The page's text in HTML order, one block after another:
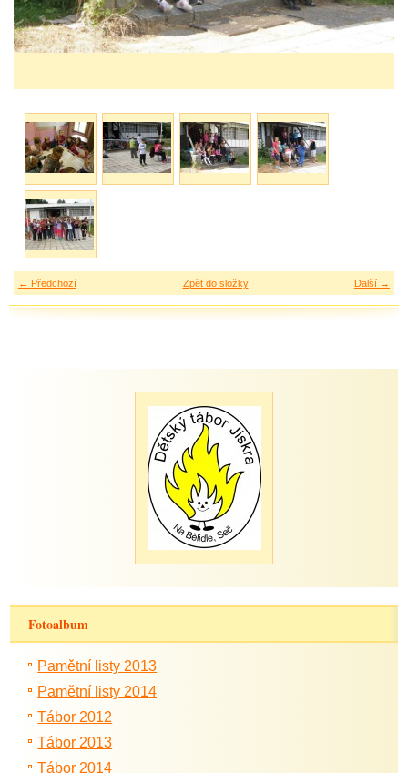
← Předchozí Další →
Zpět do složky
Fotoalbum
Pamětní listy 2013
Pamětní listy 2014
Tábor 2012
Tábor 2013
Tábor 2014